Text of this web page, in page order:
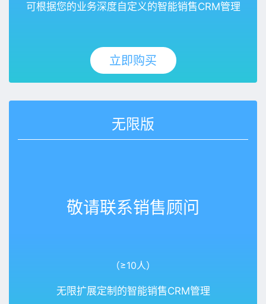
可根据您的业务深度自定义的智能销售CRM管理
立即购买
无限版
敬请联系销售顾问
（≥10人）
无限扩展定制的智能销售CRM管理